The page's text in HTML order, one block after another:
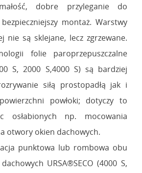
dobre przyleganie do
montaż. Warstwy
nie są sklejane, lecz zgrzewane.
folie paroprzepuszczalne
S, 2000 S,4000 S) są bardziej
siłą prostopadłą jak i
powłoki; dotyczy to
osłabionych np. mocowania
otwory okien dachowych.
punktowa lub rombowa obu
URSA®SECO (4000 S,